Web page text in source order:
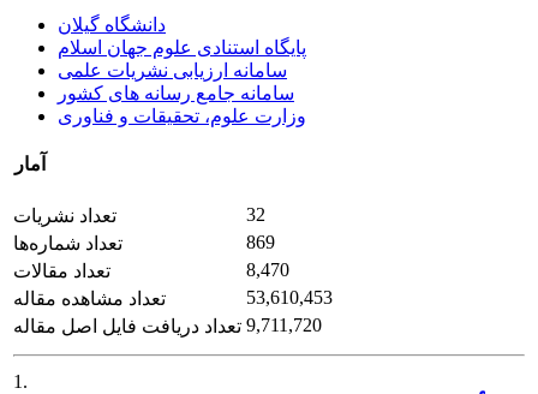
دانشگاه گیلان
پایگاه استنادی علوم جهان اسلام
سامانه ارزیابی نشریات علمی
سامانه جامع رسانه های کشور
وزارت علوم، تحقیقات و فناوری
آمار
تعداد نشریات
32
تعداد شماره‌ها
869
تعداد مقالات
8,470
تعداد مشاهده مقاله
53,610,453
تعداد دریافت فایل اصل مقاله 9,711,720
1.